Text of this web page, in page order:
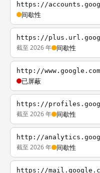
https://
间歇性
https://
截至 2026 年 间歇性
http://
已屏蔽
https://
截至 2026 年 间歇性
http://
截至 2026 年 间歇性
https://